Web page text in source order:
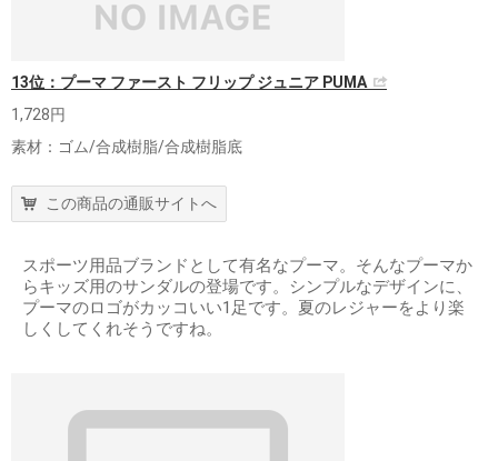
13位：プーマ ファースト フリップ ジュニア PUMA
1,728円
素材：ゴム/合成樹脂/合成樹脂底
この商品の通販サイトへ
スポーツ用品ブランドとして有名なプーマ。そんなプーマか
らキッズ用のサンダルの登場です。シンプルなデザインに、
プーマのロゴがカッコいい1足です。夏のレジャーをより楽
しくしてくれそうですね。